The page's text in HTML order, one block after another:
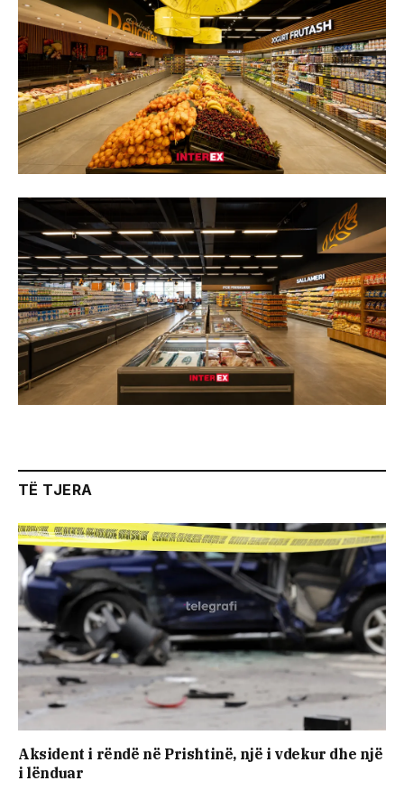
TË TJERA
Aksident i rëndë në Prishtinë, një i vdekur dhe një
i lënduar